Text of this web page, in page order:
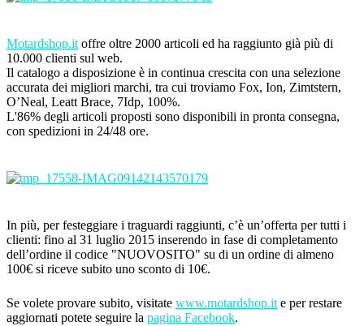
Motardshop.itoffre oltre 2000 articoli ed ha raggiunto già più di
10.000 clienti sul web.
Il catalogo a disposizione è in continua crescita con una selezione
accurata dei migliori marchi, tra cui troviamo Fox, Ion, Zimtstern,
O’Neal, Leatt Brace, 7Idp, 100%.
L'86% degli articoli proposti sono disponibili in pronta consegna,
con spedizioni in 24/48 ore.
In più, per festeggiare i traguardi raggiunti, c’è un’offerta per tutti i
clienti: fino al 31 luglio 2015 inserendo in fase di completamento
dell’ordine il codice "NUOVOSITO" su di un ordine di almeno
100€ si riceve subito uno sconto di 10€.
Se volete provare subito, visitate www.motardshop.ite per restare
aggiornati potete seguire la pagina Facebook.